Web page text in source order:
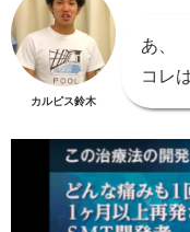
カルピス鈴木
あ、
コレ